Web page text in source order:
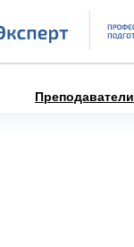
Преподаватели